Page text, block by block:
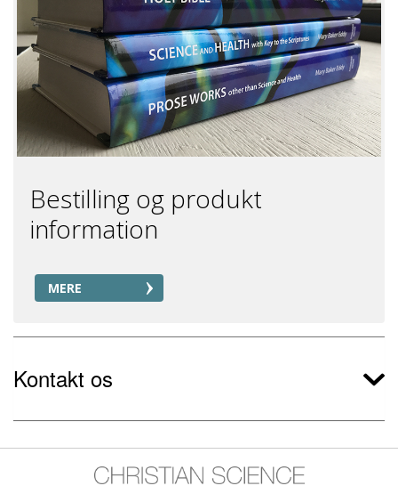
Bestilling og produkt
information
MERE
Kontakt os